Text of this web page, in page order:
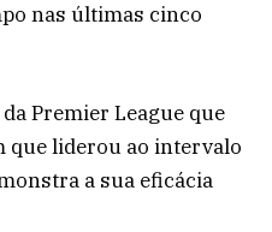
nas últimas cinco
Premier League que
que liderou ao intervalo
a sua eficácia